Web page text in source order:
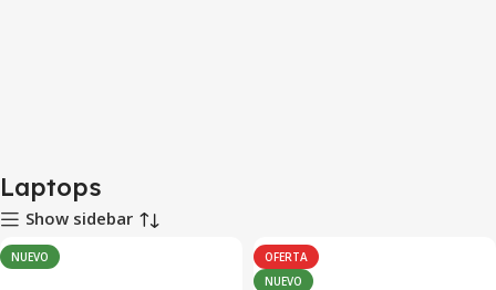
Laptops
Show sidebar
NUEVO
OFERTA
NUEVO